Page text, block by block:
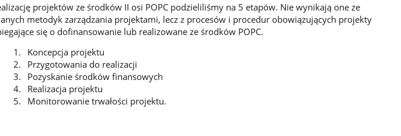
projektów ze środków II osi POPC podzieliliśmy na 5 etapów. Nie wynikają one ze
metodyk zarządzania projektami, lecz z procesów i procedur obowiązujących projekty
się o dofinansowanie lub realizowane ze środków POPC.
Koncepcja projektu
Przygotowania do realizacji
Pozyskanie środków finansowych
Realizacja projektu
Monitorowanie trwałości projektu.